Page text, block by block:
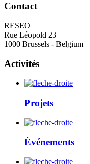
Contact
RESEO
Rue Léopold 23
1000 Brussels - Belgium
Activités
Projets
Événements